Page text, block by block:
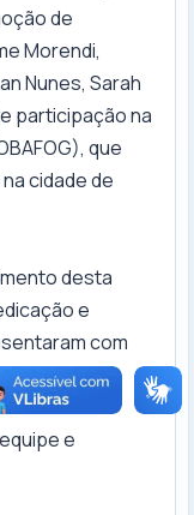
de
Morendi,
Nunes, Sarah
participação na
que
cidade de
desta
e
com
Pardo em um
e